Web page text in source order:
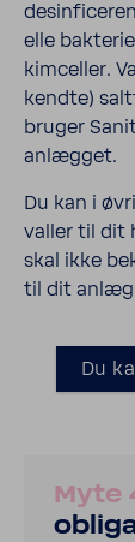
elle
kimceller.
kendte)
bruger
anlægget.
Du kan i
valler til dit
skal ikke
til dit
Du
Myte